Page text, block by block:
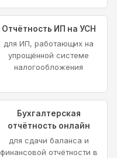
Отчётность ИП на УСН
для ИП, работающих на
упрощённой системе
налогообложения
Бухгалтерская
отчётность онлайн
для сдачи баланса и
финансовой отчётности в